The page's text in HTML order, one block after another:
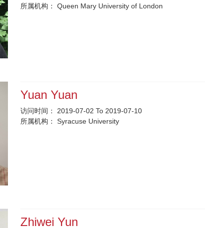
所属机构：
Queen Mary University of London
Yuan Yuan
访问时间：
2019-07-02 To 2019-07-10
所属机构：
Syracuse University
Zhiwei Yun